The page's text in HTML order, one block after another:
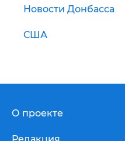
Новости Донбасса
США
О проекте
Редакция